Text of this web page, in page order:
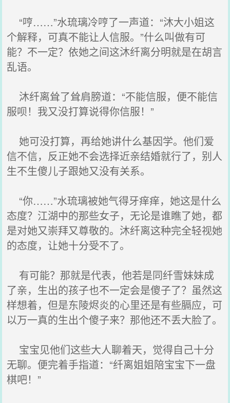
“哼……”水琉璃冷哼了一声道：“沐大小姐这
个解释，可真不能让人信服。”什么叫做有可
能？不一定？依她之间这沐纤离分明就是在胡言
乱语。
沐纤离耸了耸肩膀道：“不能信服，便不能信
服呗！我又没打算说得你信服！”
她可没打算，再给她讲什么基因学。他们爱
信不信，反正她不会选择近亲结婚就行了，别人
生不生傻儿子跟她又没有关系。
“你……”水琉璃被她气得牙痒痒，她这是什么
态度？江湖中的那些女子，无论是谁瞧了她，都
是对她又崇拜又尊敬的。沐纤离这种完全轻视她
的态度，让她十分受不了。
有可能？那就是代表，他若是同纤雪妹妹成
了亲，生出的孩子也不一定会是傻子了？虽然这
样想着，但是东陵烬炎的心里还是有些膈应，可
以万一真的生出个傻子来？那他还不丢大脸了。
宝宝见他们这些大人聊着天，觉得自己十分
无聊。便完着手指道：“纤离姐姐陪宝宝下一盘
棋吧！”